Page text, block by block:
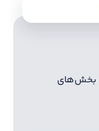
بخش‌های